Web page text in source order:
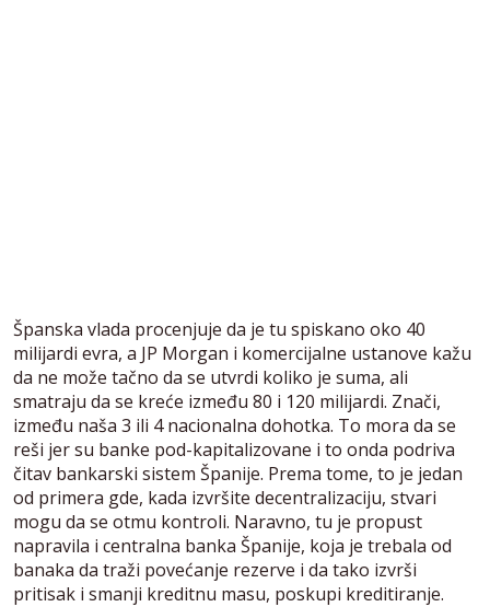
Španska vlada procenjuje da je tu spiskano oko 40
milijardi evra, a JP Morgan i komercijalne ustanove kažu
da ne može tačno da se utvrdi koliko je suma, ali
smatraju da se kreće između 80 i 120 milijardi. Znači,
između naša 3 ili 4 nacionalna dohotka. To mora da se
reši jer su banke pod-kapitalizovane i to onda podriva
čitav bankarski sistem Španije. Prema tome, to je jedan
od primera gde, kada izvršite decentralizaciju, stvari
mogu da se otmu kontroli. Naravno, tu je propust
napravila i centralna banka Španije, koja je trebala od
banaka da traži povećanje rezerve i da tako izvrši
pritisak i smanji kreditnu masu, poskupi kreditiranje.